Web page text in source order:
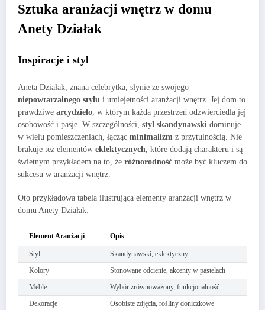
Sztuka aranżacji wnętrz w domu
Anety Działak
Inspiracje i styl
Aneta Działak, znana celebrytka, słynie ze swojego
niepowtarzalnego stylu i umiejętności aranżacji wnętrz. Jej dom to
prawdziwe arcydzieło, w którym każda przestrzeń odzwierciedla jej
osobowość i pasje. W szczególności, styl skandynawski dominuje
w wielu pomieszczeniach, łącząc minimalizm z przytulnością. Nie
brakuje też elementów eklektycznych, które dodają charakteru i są
świetnym przykładem na to, że różnorodność może być kluczem do
sukcesu w aranżacji wnętrz.
Oto przykładowa tabela ilustrująca elementy aranżacji wnętrz w
domu Anety Działak:
Element Aranżacji Opis
Styl
Skandynawski, eklektyczny
Kolory
Stonowane odcienie, akcenty w pastelach
Meble
Wybór zrównoważony, funkcjonalność
Dekoracje
Osobiste zdjęcia, rośliny doniczkowe